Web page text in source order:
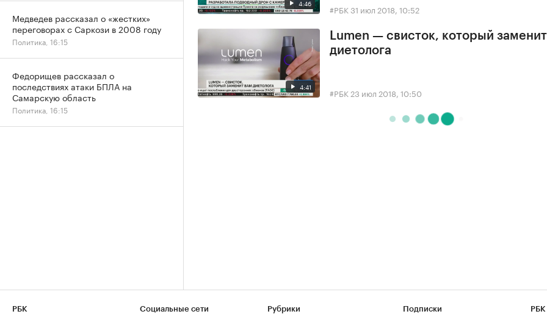
4:46 #РБК31 июл 2018, 10:52
4:41
Lumen — свисток, который
диетолога
#РБК 23 июл 2018, 10:50
Медведев рассказал о «жестких»
переговорах с Саркози в 2008 году
Политика, 16:15
Федорищев рассказал о
последствиях атаки БПЛА на
Самарскую область
Политика, 16:15
РБК Социальные сети Рубрики Подписки РБК